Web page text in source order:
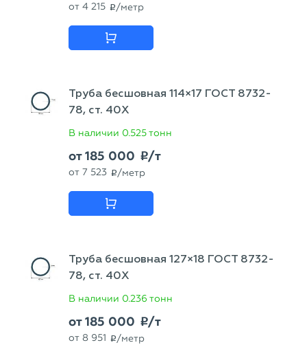
от 4 215 p /метр
Труба бесшовная 114×17 ГОСТ 8732-
78, ст. 40Х
В наличии 0.525 тонн
от185 000 p/т
от 7 523 p /метр
Труба бесшовная 127×18 ГОСТ 8732-
78, ст. 40Х
В наличии 0.236 тонн
от185 000 p/т
от 8 951 p /метр